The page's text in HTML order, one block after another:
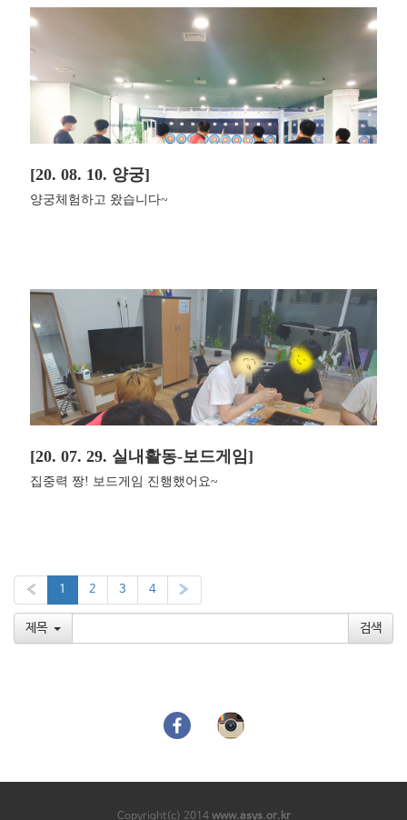
[20. 08. 10. 양궁]
양궁체험하고 왔습니다~
[20. 07. 29. 실내활동-보드게임]
집중력 짱! 보드게임 진행했어요~
« 1 2 3 4 »
제목
Copyright(c) 2014 www.asys.or.kr